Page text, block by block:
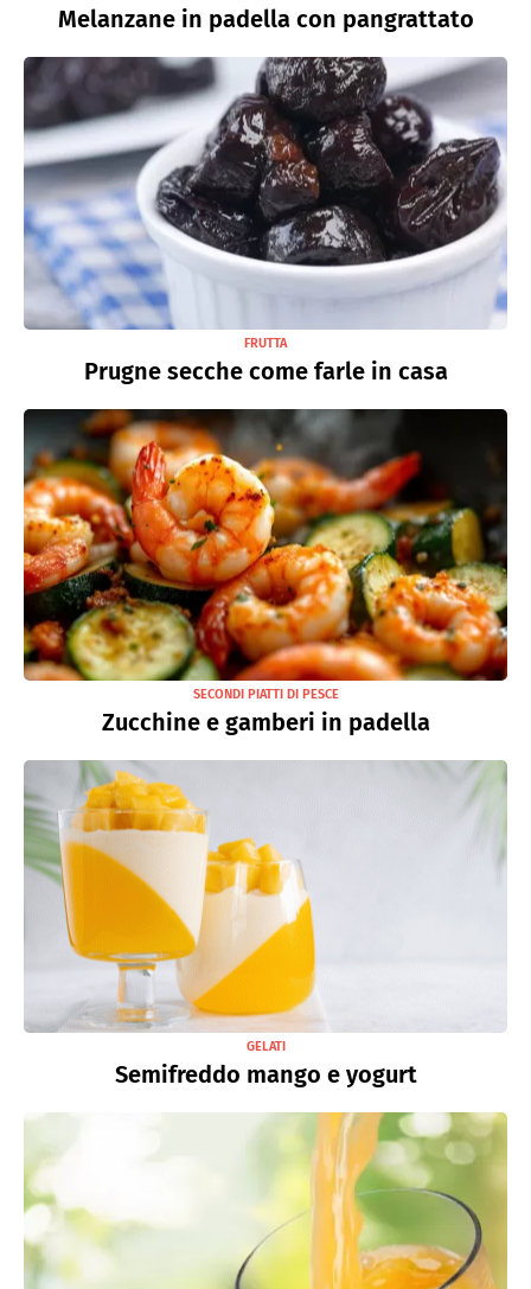
Melanzane in padella con pangrattato
FRUTTA
Prugne secche come farle in casa
SECONDI PIATTI DI PESCE
Zucchine e gamberi in padella
GELATI
Semifreddo mango e yogurt